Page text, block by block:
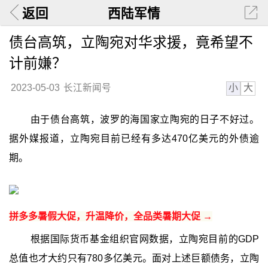
返回 西陆军情
债台高筑，立陶宛对华求援，竟希望不
计前嫌？
2023-05-03 长江新闻号 小 大
由于债台高筑，波罗的海国家立陶宛的日子不好过。
据外媒报道，立陶宛目前已经有多达470亿美元的外债逾
期。
拼多多暑假大促，升温降价，全品类暑期大促 →
根据国际货币基金组织官网数据，立陶宛目前的GDP
总值也才大约只有780多亿美元。面对上述巨额债务，立陶